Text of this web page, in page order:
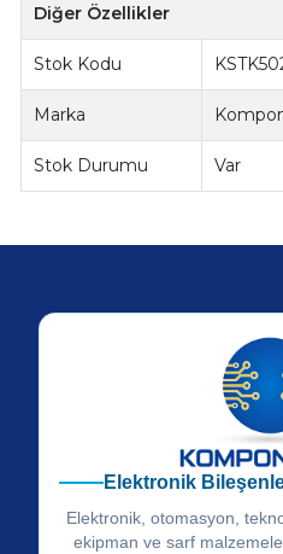
Diğer Özellikler
Stok Kodu
Marka
Stok Durumu Var
Elektronik
Elektronik, otomasyon,
ekipman ve sarf